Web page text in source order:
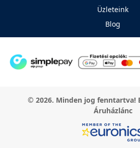
Üzleteink
Blog
© 2026. Minden jog fenntartva!
Áruházlánc